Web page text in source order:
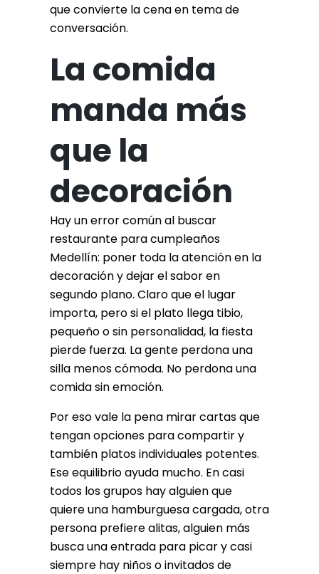
que convierte la cena en tema de
conversación.
La comida
manda más
que la
decoración
Hay un error común al buscar
restaurante para cumpleaños
Medellín: poner toda la atención en la
decoración y dejar el sabor en
segundo plano. Claro que el lugar
importa, pero si el plato llega tibio,
pequeño o sin personalidad, la fiesta
pierde fuerza. La gente perdona una
silla menos cómoda. No perdona una
comida sin emoción.
Por eso vale la pena mirar cartas que
tengan opciones para compartir y
también platos individuales potentes.
Ese equilibrio ayuda mucho. En casi
todos los grupos hay alguien que
quiere una hamburguesa cargada, otra
persona prefiere alitas, alguien más
busca una entrada para picar y casi
siempre hay niños o invitados de